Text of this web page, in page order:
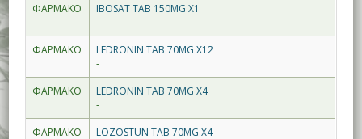
ΦΑΡΜΑΚΟ
IBOSAT TAB 150MG X1
-
ΦΑΡΜΑΚΟ
LEDRONIN TAB 70MG X12
-
ΦΑΡΜΑΚΟ
LEDRONIN TAB 70MG X4
-
ΦΑΡΜΑΚΟ
LOZOSTUN TAB 70MG X4